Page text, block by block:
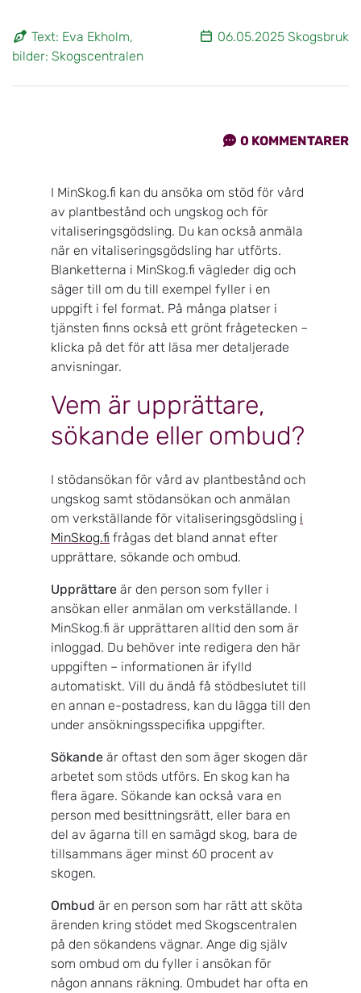
Text: Eva Ekholm,
bilder: Skogscentralen
06.05.2025 Skogsbruk
0 KOMMENTARER
I MinSkog.fi kan du ansöka om stöd för vård
av plantbestånd och ungskog och för
vitaliseringsgödsling. Du kan också anmäla
när en vitaliseringsgödsling har utförts.
Blanketterna i MinSkog.fi vägleder dig och
säger till om du till exempel fyller i en
uppgift i fel format. På många platser i
tjänsten finns också ett grönt frågetecken –
klicka på det för att läsa mer detaljerade
anvisningar.
Vem är upprättare,
sökande eller ombud?
I stödansökan för vård av plantbestånd och
ungskog samt stödansökan och anmälan
om verkställande för vitaliseringsgödsling i
MinSkog.fi frågas det bland annat efter
upprättare, sökande och ombud.
Upprättare är den person som fyller i
ansökan eller anmälan om verkställande. I
MinSkog.fi är upprättaren alltid den som är
inloggad. Du behöver inte redigera den här
uppgiften – informationen är ifylld
automatiskt. Vill du ändå få stödbeslutet till
en annan e-postadress, kan du lägga till den
under ansökningsspecifika uppgifter.
Sökande är oftast den som äger skogen där
arbetet som stöds utförs. En skog kan ha
flera ägare. Sökande kan också vara en
person med besittningsrätt, eller bara en
del av ägarna till en samägd skog, bara de
tillsammans äger minst 60 procent av
skogen.
Ombud är en person som har rätt att sköta
ärenden kring stödet med Skogscentralen
på den sökandens vägnar. Ange dig själv
som ombud om du fyller i ansökan för
någon annans räkning. Ombudet har ofta en